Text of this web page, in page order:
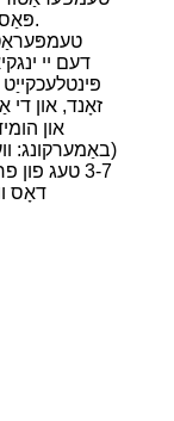
פּאַסיק סוויווע פֿאַר ינגקיוביישאַן.
דעם יי
זאָנד, און
(באַמערקונג:
3-7 טעג
דאָס